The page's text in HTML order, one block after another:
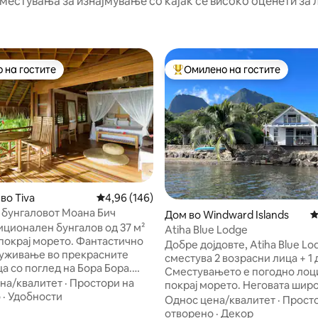
гостите
гостите
Tiva Просечна оцена: 4,96 од 5, 146 рецензии
4,96 (146)
Моана Бич
бунгалов од 37 м²
морето. Фантастично
во прекрасните
со поглед на Бора Бора.
гребен е токму преку
нуркање со маска и труба.
квалитет · Простори на
· Удобности
Меѓу најуспешните „Омилени
Омилено на гостите
Дом во Windward Islands
Atiha Blue Lodge
Добре дојдовте, Atiha Blue
сместува 2 возрасни лица + 1
Сместувањето е погодно
покрај морето. Неговата
тераса нуди прекрасен
мирниот залив Атиха и дава
Однос цена/квалитет ·
отворено · Декор